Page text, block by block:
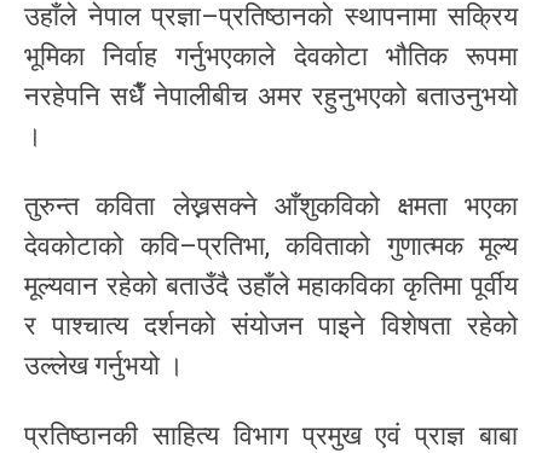
उहाँले नेपाल प्रज्ञा–प्रतिष्ठानको स्थापनामा सक्रिय
भूमिका निर्वाह गर्नुभएकाले देवकोटा भौतिक रूपमा
नरहेपनि सधैँ नेपालीबीच अमर रहुनुभएको बताउनुभयो
।
तुरुन्त कविता लेख्नसक्ने आँशुकविको क्षमता भएका
देवकोटाको कवि–प्रतिभा, कविताको गुणात्मक मूल्य
मूल्यवान रहेको बताउँदै उहाँले महाकविका कृतिमा पूर्वीय
र पाश्चात्य दर्शनको संयोजन पाइने विशेषता रहेको
उल्लेख गर्नुभयो ।
प्रतिष्ठानकी साहित्य विभाग प्रमुख एवं प्राज्ञ बाबा